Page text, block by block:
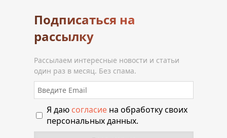
Подписаться на
рассылку
Рассылаем интересные новости и статьи
один раз в месяц. Без спама.
Я даю согласиена обработку своих
персональных данных.